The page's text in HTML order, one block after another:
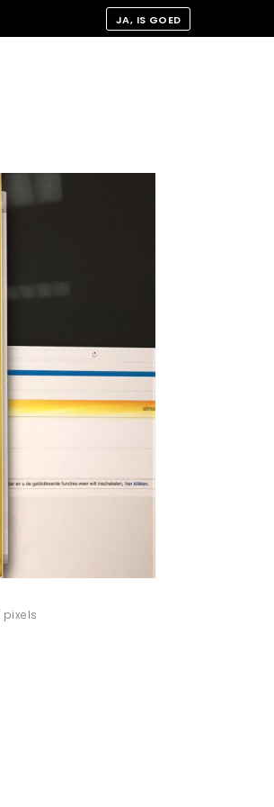
pixels
JA, IS GOED